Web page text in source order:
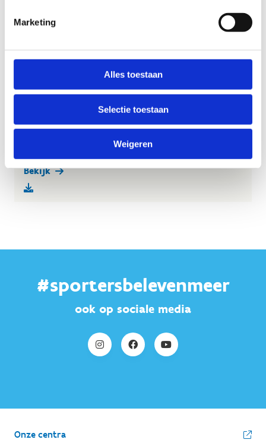
Marketing
Alles toestaan
Selectie toestaan
Weigeren
Bekijk
#sportersbelevenmeer
ook op sociale media
Onze centra